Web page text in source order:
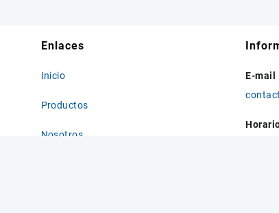
Enlaces
Inicio
Productos
Nosotros
E-mail